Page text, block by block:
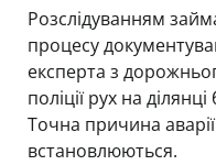
Розслідуванням
процесу
експерта з
поліції рух на
Точна причина аварії
встановлюються.